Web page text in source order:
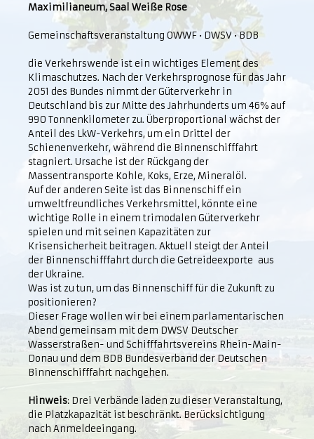
Maximilianeum, Saal Weiße Rose
Gemeinschaftsveranstaltung OWWF • DWSV • BDB
die Verkehrswende ist ein wichtiges Element des
Klimaschutzes. Nach der Verkehrsprognose für das Jahr
2051 des Bundes nimmt der Güterverkehr in
Deutschland bis zur Mitte des Jahrhunderts um 46% auf
990 Tonnenkilometer zu. Überproportional wächst der
Anteil des LkW-Verkehrs, um ein Drittel der
Schienenverkehr, während die Binnenschifffahrt
stagniert. Ursache ist der Rückgang der
Massentransporte Kohle, Koks, Erze, Mineralöl.
Auf der anderen Seite ist das Binnenschiff ein
umweltfreundliches Verkehrsmittel, könnte eine
wichtige Rolle in einem trimodalen Güterverkehr
spielen und mit seinen Kapazitäten zur
Krisensicherheit beitragen. Aktuell steigt der Anteil
der Binnenschifffahrt durch die Getreideexporte aus
der Ukraine.
Was ist zu tun, um das Binnenschiff für die Zukunft zu
positionieren?
Dieser Frage wollen wir bei einem parlamentarischen
Abend gemeinsam mit dem DWSV Deutscher
Wasserstraßen- und Schifffahrtsvereins Rhein-Main-
Donau und dem BDB Bundesverband der Deutschen
Binnenschifffahrt nachgehen.
Hinweis: Drei Verbände laden zu dieser Veranstaltung,
die Platzkapazität ist beschränkt. Berücksichtigung
nach Anmeldeeingang.